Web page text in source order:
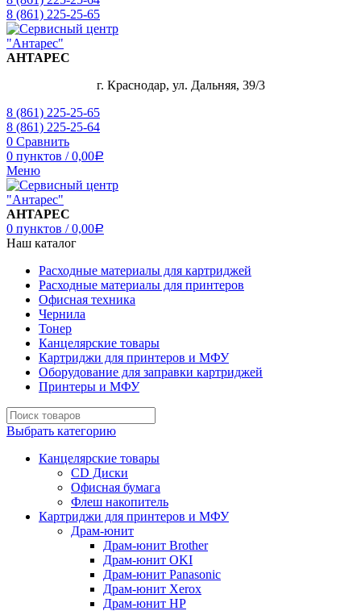
8 (861) 225-25-65
АНТАРЕС
г. Краснодар, ул. Дальняя, 39/3
8 (861) 225-25-65
8 (861) 225-25-64
0 Сравнить
0 пунктов / 0,00Р
Меню
АНТАРЕС
0 пунктов / 0,00Р
Наш каталог
Расходные материалы для картриджей
Расходные материалы для принтеров
Офисная техника
Чернила
Тонер
Канцелярские товары
Картриджи для принтеров и МФУ
Оборудование для заправки картриджей
Принтеры и МФУ
Выбрать категорию
Канцелярские товары
CD Диски
Офисная бумага
Флеш накопитель
Картриджи для принтеров и МФУ
Драм-юнит
Драм-юнит Brother
Драм-юнит OKI
Драм-юнит Panasonic
Драм-юнит Xerox
Драм-юнит НР